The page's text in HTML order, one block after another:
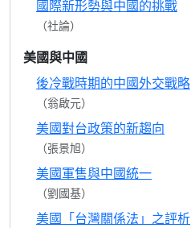
國際新形勢與中國的挑戰
（社論）
美國與中國
後冷戰時期的中國外交戰略
（翁啟元）
美國對台政策的新趨向
（張景旭）
美國軍售與中國統一
（劉國基）
美國「台灣關係法」之評析